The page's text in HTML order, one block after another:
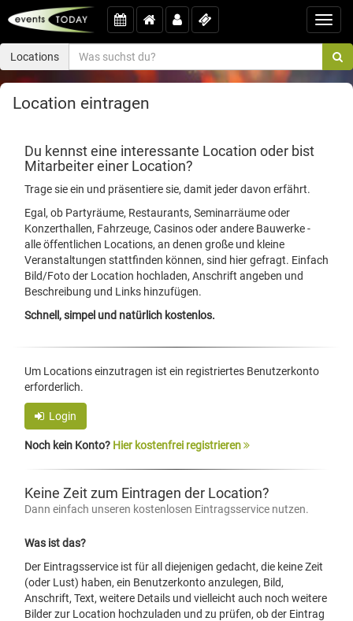
Locations
Location eintragen
Du kennst eine interessante Location oder bist
Mitarbeiter einer Location?
Trage sie ein und präsentiere sie, damit jeder davon erfährt.
Egal, ob Partyräume, Restaurants, Seminarräume oder
Konzerthallen, Fahrzeuge, Casinos oder andere Bauwerke -
alle öffentlichen Locations, an denen große und kleine
Veranstaltungen stattfinden können, sind hier gefragt. Einfach
Bild/Foto der Location hochladen, Anschrift angeben und
Beschreibung und Links hinzufügen.
Schnell, simpel und natürlich kostenlos.
Um Locations einzutragen ist ein registriertes Benutzerkonto
erforderlich.
Login
Noch kein Konto? Hier kostenfrei registrieren
Keine Zeit zum Eintragen der Location?
Dann einfach unseren kostenlosen Eintragsservice nutzen.
Was ist das?
Der Eintragsservice ist für all diejenigen gedacht, die keine Zeit
(oder Lust) haben, ein Benutzerkonto anzulegen, Bild,
Anschrift, Text, weitere Details und vielleicht auch noch weitere
Bilder zur Location hochzuladen und zu prüfen, ob der Eintrag